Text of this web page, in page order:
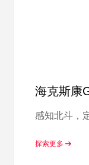
海克斯康
感知北斗，
探索更多